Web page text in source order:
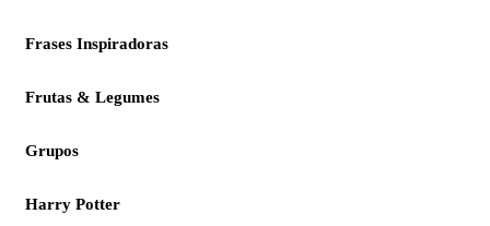
Frases Inspiradoras
Frutas & Legumes
Grupos
Harry Potter